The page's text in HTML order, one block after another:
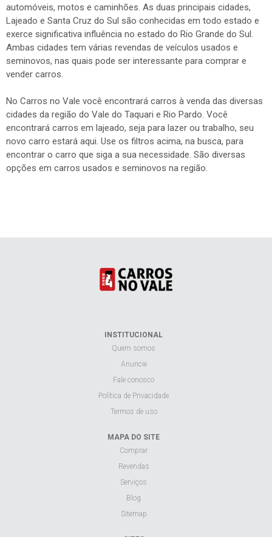
automóveis, motos e caminhões. As duas principais cidades,
Lajeado e Santa Cruz do Sul são conhecidas em todo estado e
exerce significativa influência no estado do Rio Grande do Sul.
Ambas cidades tem várias revendas de veículos usados e
seminovos, nas quais pode ser interessante para comprar e
vender carros.
No Carros no Vale você encontrará carros à venda das diversas
cidades da região do Vale do Taquari e Rio Pardo. Você
encontrará carros em lajeado, seja para lazer ou trabalho, seu
novo carro estará aqui. Use os filtros acima, na busca, para
encontrar o carro que siga a sua necessidade. São diversas
opções em carros usados e seminovos na região.
INSTITUCIONAL
Quem somos
Anuncie
Fale conosco
Política de Privacidade
Termos de uso
MAPA DO SITE
Comprar
Revendas
Serviços
Blog
Sitemap